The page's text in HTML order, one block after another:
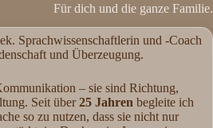
Für dich und die ganze Familie.
Sprachwissenschaftlerin und -Coach
und Überzeugung.
– sie sind Richtung,
Seit über25 Jahren begleite ich
so zu nutzen, dass sie nicht nur